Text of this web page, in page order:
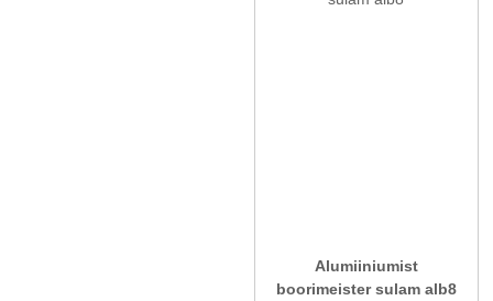
Alumiiniumist
boorimeister sulam alb8